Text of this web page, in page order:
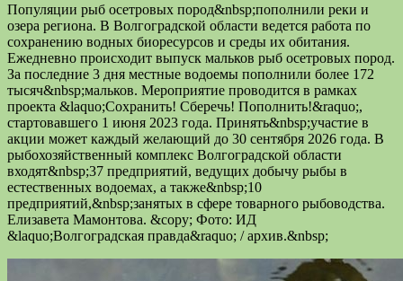
Популяции рыб осетровых пород&nbsp;пополнили реки и
озера региона. В Волгоградской области ведется работа по
сохранению водных биоресурсов и среды их обитания.
Ежедневно происходит выпуск мальков рыб осетровых пород.
За последние 3 дня местные водоемы пополнили более 172
тысяч&nbsp;мальков. Мероприятие проводится в рамках
проекта &laquo;Сохранить! Сберечь! Пополнить!&raquo;,
стартовавшего 1 июня 2023 года. Принять&nbsp;участие в
акции может каждый желающий до 30 сентября 2026 года. В
рыбохозяйственный комплекс Волгоградской области
входят&nbsp;37 предприятий, ведущих добычу рыбы в
естественных водоемах, а также&nbsp;10
предприятий,&nbsp;занятых в сфере товарного рыбоводства.
Елизавета Мамонтова. &copy; Фото: ИД
&laquo;Волгоградская правда&raquo; / архив.&nbsp;